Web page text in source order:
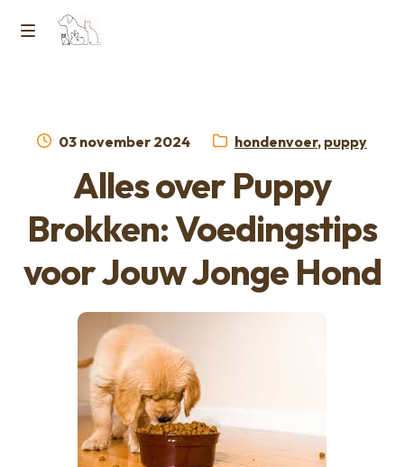
Ga
Ga
n
Horcon Webshop – GDPR / Voorwaarden /
Privacybeleid
Over ons
Geplaatst
03 november 2024 Categorieën:
hondenvoer, puppy
Alles over Puppy
Brokken: Voedingstips
voor Jouw Jonge Hond